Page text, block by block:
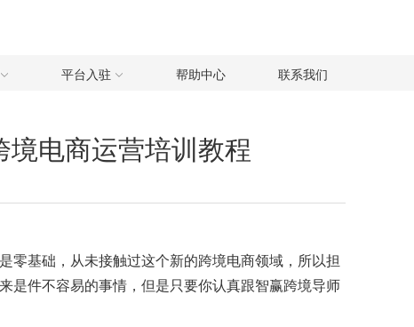
平台入驻 帮助中心 联系我们
电商运营培训教程
零基础，从未接触过这个新的跨境电商领域，所以担
是件不容易的事情，但是只要你认真跟智赢跨境导师